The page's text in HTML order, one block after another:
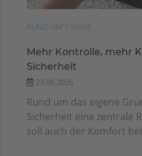
RUND UM'S HAUS
Mehr Kontrolle, mehr
Sicherheit
23.06.2026
Rund um das eigene
Sicherheit eine zentrale
soll auch der Komfort